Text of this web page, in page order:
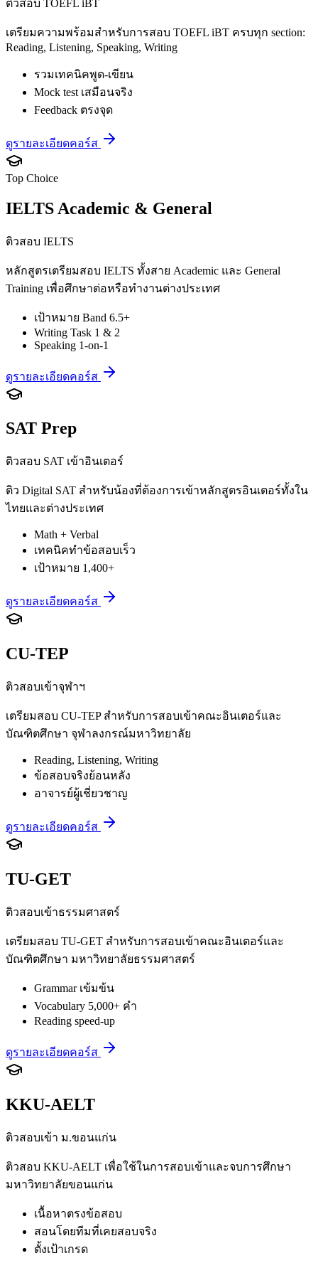
ติวสอบ TOEFL iBT
เตรียมความพร้อมสำหรับการสอบ TOEFL iBT ครบทุก section:
Reading, Listening, Speaking, Writing
รวมเทคนิคพูด-เขียน
Mock test เสมือนจริง
Feedback ตรงจุด
ดูรายละเอียดคอร์ส
Top Choice
IELTS Academic & General
ติวสอบ IELTS
หลักสูตรเตรียมสอบ IELTS ทั้งสาย Academic และ General
Training เพื่อศึกษาต่อหรือทำงานต่างประเทศ
เป้าหมาย Band 6.5+
Writing Task 1 & 2
Speaking 1-on-1
ดูรายละเอียดคอร์ส
SAT Prep
ติวสอบ SAT เข้าอินเตอร์
ติว Digital SAT สำหรับน้องที่ต้องการเข้าหลักสูตรอินเตอร์ทั้งใน
ไทยและต่างประเทศ
Math + Verbal
เทคนิคทำข้อสอบเร็ว
เป้าหมาย 1,400+
ดูรายละเอียดคอร์ส
CU-TEP
ติวสอบเข้าจุฬาฯ
เตรียมสอบ CU-TEP สำหรับการสอบเข้าคณะอินเตอร์และ
บัณฑิตศึกษา จุฬาลงกรณ์มหาวิทยาลัย
Reading, Listening, Writing
ข้อสอบจริงย้อนหลัง
อาจารย์ผู้เชี่ยวชาญ
ดูรายละเอียดคอร์ส
TU-GET
ติวสอบเข้าธรรมศาสตร์
เตรียมสอบ TU-GET สำหรับการสอบเข้าคณะอินเตอร์และ
บัณฑิตศึกษา มหาวิทยาลัยธรรมศาสตร์
Grammar เข้มข้น
Vocabulary 5,000+ คำ
Reading speed-up
ดูรายละเอียดคอร์ส
KKU-AELT
ติวสอบเข้า ม.ขอนแก่น
ติวสอบ KKU-AELT เพื่อใช้ในการสอบเข้าและจบการศึกษา
มหาวิทยาลัยขอนแก่น
เนื้อหาตรงข้อสอบ
สอนโดยทีมที่เคยสอบจริง
ตั้งเป้าเกรด